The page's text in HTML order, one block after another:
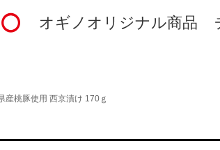
オギノオリジナル商品
産桃豚使用 西京漬け 170ｇ